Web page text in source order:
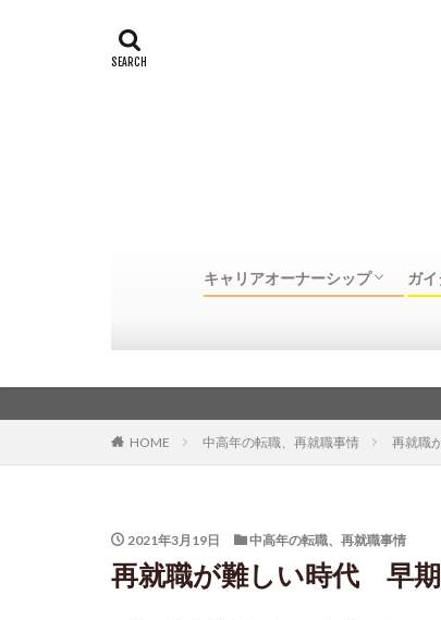
キャリアオーナーシップ ガ
HOME 中高年の転職、再就職事情 再就職
2021年3月19日 中高年の転職、再就職事情
再就職が難しい時代 早